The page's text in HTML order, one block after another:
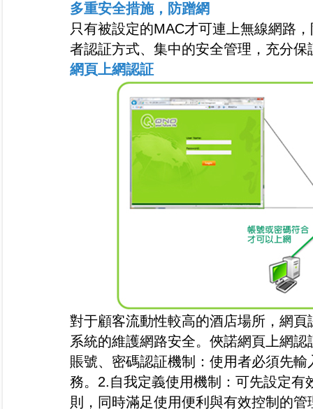
多重安全措施，防蹭網
只有被設定的MAC才可連上無線網路
者認証方式、集中的安全管理，充分
網頁上網認証
對于顧客流動性較高的酒店場所，網
系統的維護網路安全。俠諾網頁上網
賬號、密碼認証機制：使用者必須先
務。2.自我定義使用機制：可先設定
則，同時滿足使用便利與有效控制的管